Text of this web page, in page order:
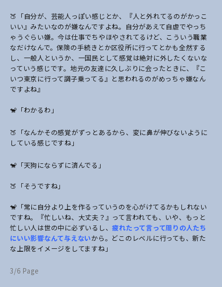
🍑「自分が、芸能人っぽい感じとか、『人と外れてるのがかっこ
いい』みたいなのが嫌なんですよね。自分があえて自虐でやっち
ゃうぐらい嫌。今は仕事でちやほやされてるけど、こういう職業
なだけなんで。保険の手続きとか区役所に行ってとかも全然する
し、一般人というか、一国民として感覚は絶対に外したくないな
っていう感じです。地元の友達に久しぶりに会ったときに、『こ
いつ東京に行って調子乗ってる』と思われるのがめっちゃ嫌なん
ですよね』
🐒「わかるわ」
🍑「なんかその感覚がずっとあるから、変に鼻が伸びないように
している感じですね」
🐒「天狗にならずに済んでる」
🍑「そうですね」
🐒「常に自分より上を作るっていうのを心がけてるかもしれない
ですね。『忙しいね、大丈夫？』って言われても、いや、もっと
忙しい人は世の中に必ずいるし、疲れたって言って周りの人たち
にいい影響なんて与えないから。どこのレベルに行っても、新た
な上限をイメージをしてますね」
3/6 Page